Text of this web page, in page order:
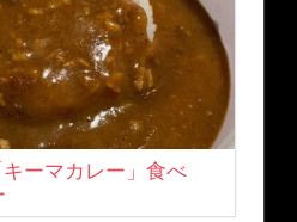
ーマカレー」食べ